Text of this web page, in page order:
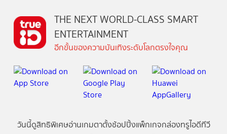
THE NEXT WORLD-CLASS SMART
ENTERTAINMENT
อีกขั้นของความบันเทิงระดับโลกตรงใจคุณ
วันนี้ดูสิทธิพิเศษอ่านเกมตาตั้งช้อปปิ้งแพ็กเกจกล่องทรูไอดีทีวี